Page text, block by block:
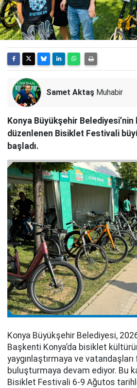
Samet Aktaş Muhabir
Konya Büyükşehir Belediyesi’nin
düzenlenen Bisiklet Festivali
başladı.
Konya Büyükşehir Belediyesi,
Başkenti Konya’da bisiklet
yaygınlaştırmaya ve
buluşturmaya devam ediyor. Bu
Bisiklet Festivali 6-9 Ağutos